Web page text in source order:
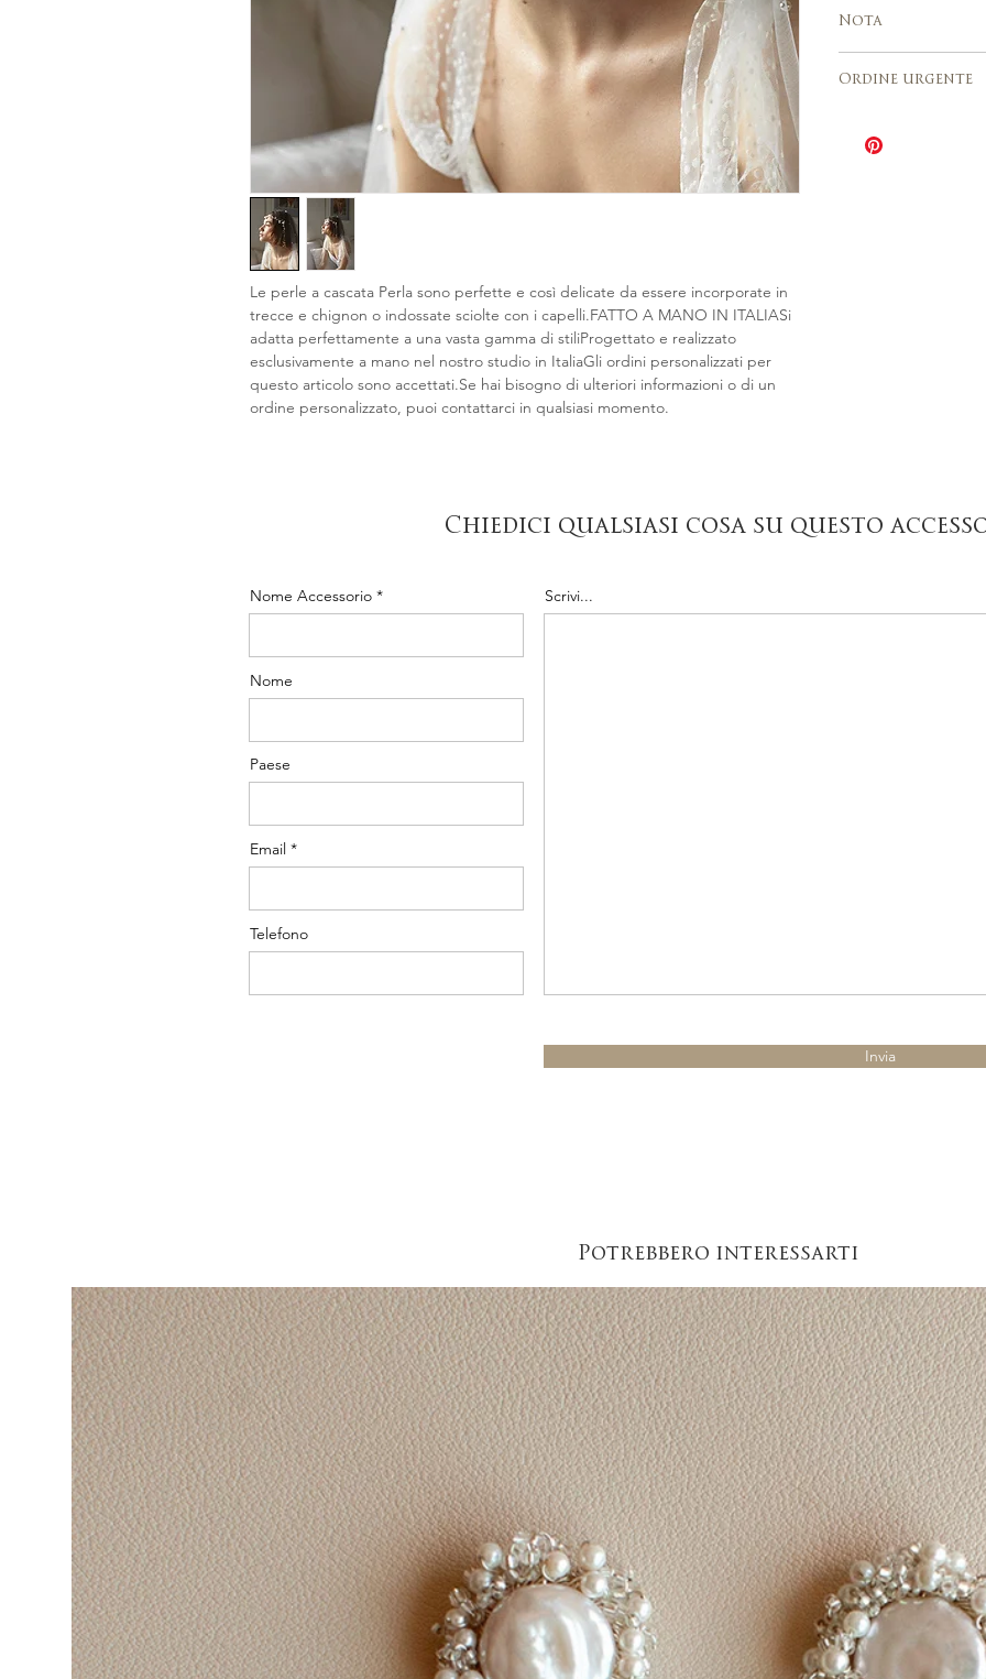
Le perle a cascata Perla sono perfette e così delicate da essere incorporate in
trecce e chignon o indossate sciolte con i capelli.FATTO A MANO IN ITALIASi
adatta perfettamente a una vasta gamma di stiliProgettato e realizzato
esclusivamente a mano nel nostro studio in ItaliaGli ordini personalizzati per
questo articolo sono accettati.Se hai bisogno di ulteriori informazioni o di un
ordine personalizzato, puoi contattarci in qualsiasi momento.
accettati.
tracciamento
Europa, Stati
lavorativi
Nota
tutte le vendite
leggermente
figura. Se hai
Ordine urgente
tempi di
Chiedici qualsiasi cosa su questo
Nome Accessorio
Nome
Paese
Email
Telefono
Scrivi...
Invia
Potrebbero interessarti